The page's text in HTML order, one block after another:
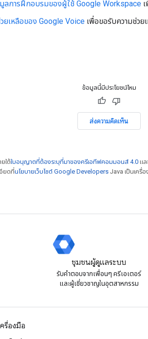
ลการฝึกอบรมของผู้ใช้ Google Workspace
ยเหลือของ Google Voice เพื่อขอรับความช่วย
ข้อมูลนี้มีประโยชน์ไหม
ส่งความคิดเห็น
ใต้ใบอนุญาตที่ต้องระบุที่มาของครีเอทีฟคอมมอนส์ 4.0 แล
อียดที่นโยบายเว็บไซต์ Google Developers Java เป็นเครื่
ชุมชนผู้ดูแลระบบ
รับคําตอบจากเพื่อนๆ ครีเอเตอร์
และผู้เชี่ยวชาญในอุตสาหกรรม
รื่องมือ